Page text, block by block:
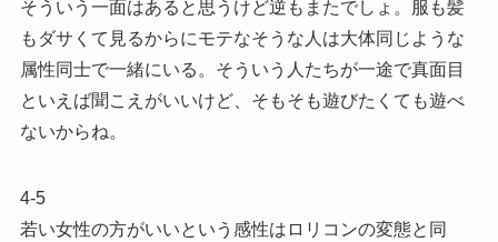
そういう一面はあると思うけど逆もまたでしょ。服も髪
もダサくて見るからにモテなそうな人は大体同じような
属性同士で一緒にいる。そういう人たちが一途で真面目
といえば聞こえがいいけど、そもそも遊びたくても遊べ
ないからね。
4-5
若い女性の方がいいという感性はロリコンの変態と同